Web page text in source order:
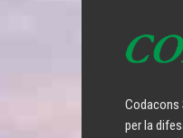
Codacons
per la